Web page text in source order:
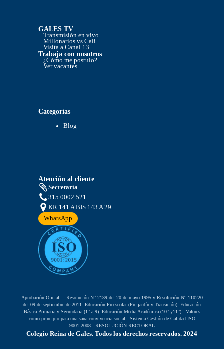
GALES TV
Transmisión en vivo
Millonarios vs Cali
Visita a Canal 13
Trabaja con nosotros
¿Cómo me postulo?
Ver vacantes
Categorías
Blog
Atención al cliente
Secretaría
315 0002 521
KR 141 A BIS 143 A 29
WhatsApp
Aprobación Oficial. – Resolución N° 2139 del 20 de mayo 1995 y Resolución N° 110220
del 09 de septiembre de 2011. Educación Preescolar (Pre jardín y Transición). Educación
Básica Primaria y Secundaria (1° a 9). Educación Media Académica (10° y11°) - Valores
como principio para una sana convivencia social - Sistema Gestión de Calidad ISO
9001:2008 - RESOLUCIÓN RECTORAL
Colegio Reina de Gales. Todos los derechos reservados. 2024